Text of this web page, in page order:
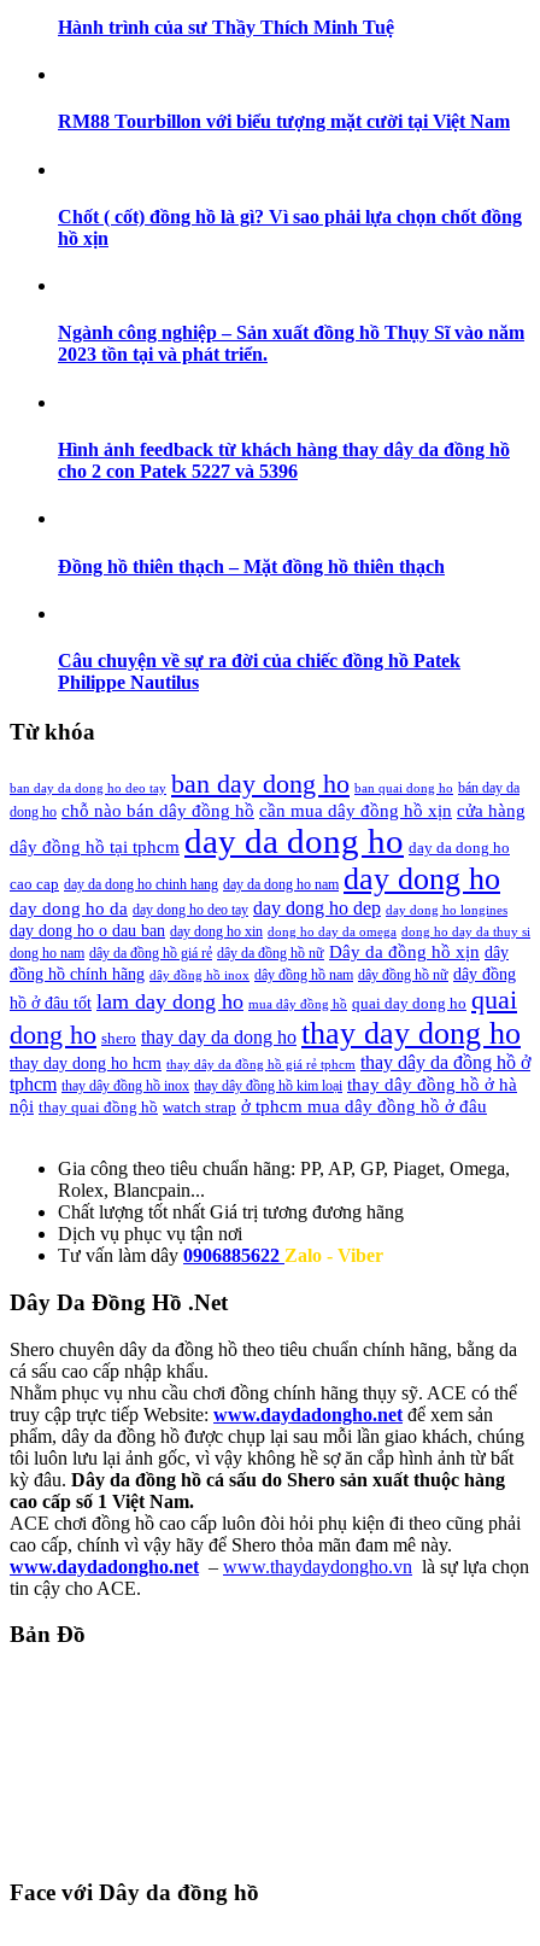
Hành trình của sư Thầy Thích Minh Tuệ
RM88 Tourbillon với biểu tượng mặt cười tại Việt Nam
Chốt ( cốt) đồng hồ là gì? Vì sao phải lựa chọn chốt đồng
hồ xịn
Ngành công nghiệp – Sản xuất đồng hồ Thụy Sĩ vào năm
2023 tồn tại và phát triển.
Hình ảnh feedback từ khách hàng thay dây da đồng hồ
cho 2 con Patek 5227 và 5396
Đồng hồ thiên thạch – Mặt đồng hồ thiên thạch
Câu chuyện về sự ra đời của chiếc đồng hồ Patek
Philippe Nautilus
Từ khóa
ban day da dong ho deo tay ban day dong ho ban quai dong ho bán day da
dong ho chỗ nào bán dây đồng hồ cần mua dây đồng hồ xịn cửa hàng
dây đồng hồ tại tphcm day da dong ho day da dong ho
cao cap day da dong ho chinh hang day da dong ho nam day dong ho
day dong ho da day dong ho deo tay day dong ho dep day dong ho longines
day dong ho o dau ban day dong ho xin dong ho day da omega dong ho day da thuy si
dong ho nam dây da đồng hồ giá rẻ dây da đồng hồ nữ Dây da đồng hồ xịn dây
đồng hồ chính hãng dây đồng hồ inox dây đồng hồ nam dây đồng hồ nữ dây đồng
hồ ở đâu tốt lam day dong ho mua dây đồng hồ quai day dong ho quai
dong ho shero thay day da dong ho thay day dong ho
thay day dong ho hcm thay dây da đồng hồ giá rẻ tphcm thay dây da đồng hồ ở
tphcm thay dây đồng hồ inox thay dây đồng hồ kim loại thay dây đồng hồ ở hà
nội thay quai đồng hồ watch strap ở tphcm mua dây đồng hồ ở đâu
Gia công theo tiêu chuẩn hãng: PP, AP, GP, Piaget, Omega,
Rolex, Blancpain...
Chất lượng tốt nhất Giá trị tương đương hãng
Dịch vụ phục vụ tận nơi
Tư vấn làm dây 0906885622 Zalo - Viber
Dây Da Đồng Hồ .Net
Shero chuyên dây da đồng hồ theo tiêu chuẩn chính hãng, bằng da
cá sấu cao cấp nhập khẩu.
Nhằm phục vụ nhu cầu chơi đồng chính hãng thụy sỹ. ACE có thể
truy cập trực tiếp Website: www.daydadongho.net để xem sản
phẩm, dây da đồng hồ được chụp lại sau mỗi lần giao khách, chúng
tôi luôn lưu lại ảnh gốc, vì vậy không hề sợ ăn cắp hình ảnh từ bất
kỳ đâu. Dây da đồng hồ cá sấu do Shero sản xuất thuộc hàng
cao cấp số 1 Việt Nam.
ACE chơi đồng hồ cao cấp luôn đòi hỏi phụ kiện đi theo cũng phải
cao cấp, chính vì vậy hãy để Shero thỏa mãn đam mê này.
www.daydadongho.net – www.thaydaydongho.vn là sự lựa chọn
tin cậy cho ACE.
Bản Đồ
Face với Dây da đồng hồ